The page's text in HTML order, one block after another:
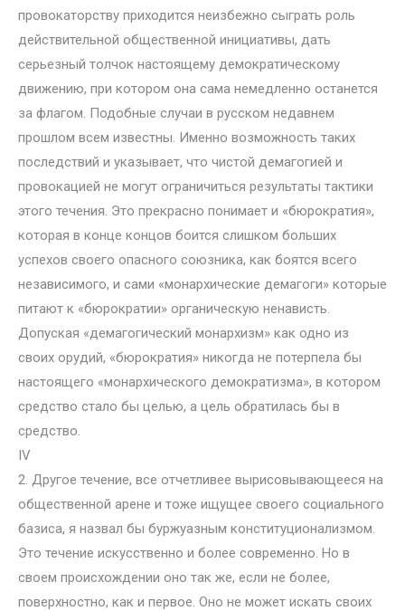
провокаторству приходится неизбежно сыграть роль
действительной общественной инициативы, дать
серьезный толчок настоящему демократическому
движению, при котором она сама немедленно останется
за флагом. Подобные случаи в русском недавнем
прошлом всем известны. Именно возможность таких
последствий и указывает, что чистой демагогией и
провокацией не могут ограничиться результаты тактики
этого течения. Это прекрасно понимает и «бюрократия»,
которая в конце концов боится слишком больших
успехов своего опасного союзника, как боятся всего
независимого, и сами «монархические демагоги» которые
питают к «бюрократии» органическую ненависть.
Допуская «демагогический монархизм» как одно из
своих орудий, «бюрократия» никогда не потерпела бы
настоящего «монархического демократизма», в котором
средство стало бы целью, а цель обратилась бы в
средство.
IV
2. Другое течение, все отчетливее вырисовывающееся на
общественной арене и тоже ищущее своего социального
базиса, я назвал бы буржуазным конституционализмом.
Это течение искусственно и более современно. Но в
своем происхождении оно так же, если не более,
поверхностно, как и первое. Оно не может искать своих